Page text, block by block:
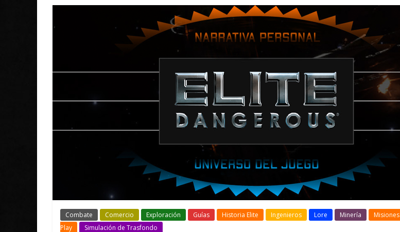
Combate Comercio Exploración Guías Historia Elite Ingenieros Lore Minería Misiones
Play
Simulación de Trasfondo